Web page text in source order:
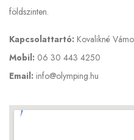
földszinten.
Kapcsolattartó: Kovalikné
Mobil: 06 30 443 4250
Email: info@olymping.hu